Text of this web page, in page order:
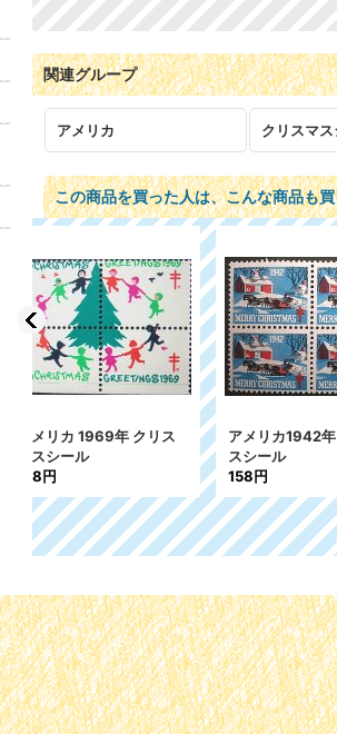
関連グループ
アメリカ クリスマ
この商品を買った人は、こんな商品も
アメリカ1942年クリスマ
スシール
158円
アメリカ
スマスシー
158円